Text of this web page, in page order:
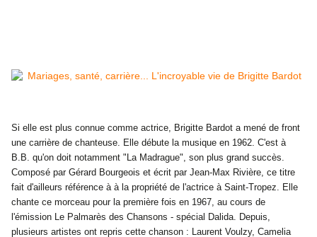
Si elle est plus connue comme actrice, Brigitte Bardot a mené de front
une carrière de chanteuse. Elle débute la musique en 1962. C'est à
B.B. qu'on doit notamment "La Madrague", son plus grand succès.
Composé par Gérard Bourgeois et écrit par Jean-Max Rivière, ce titre
fait d'ailleurs référence à à la propriété de l'actrice à Saint-Tropez. Elle
chante ce morceau pour la première fois en 1967, au cours de
l'émission Le Palmarès des Chansons - spécial Dalida. Depuis,
plusieurs artistes ont repris cette chanson : Laurent Voulzy, Camelia